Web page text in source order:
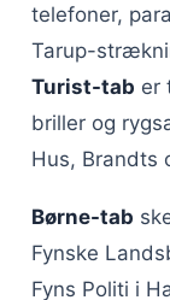
telefoner,
Tarup-
Turist-tab er
briller og
Hus, Brandts
Børne-tab
Fynske
Fyns Politi i